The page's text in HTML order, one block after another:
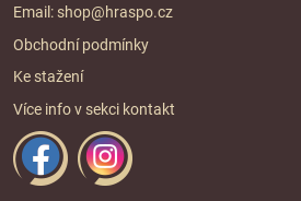
Email: shop@hraspo.cz
Obchodní podmínky
Ke stažení
Více info v sekci kontakt